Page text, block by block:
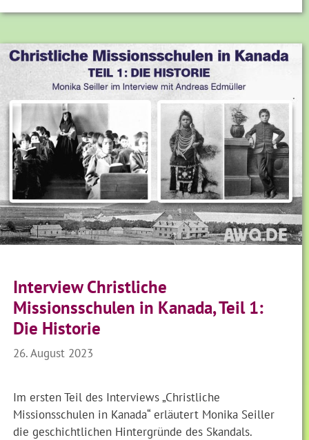
Interview Christliche
Missionsschulen in Kanada, Teil 1:
Die Historie
26. August 2023
Im ersten Teil des Interviews „Christliche
Missionsschulen in Kanada“ erläutert Monika Seiller
die geschichtlichen Hintergründe des Skandals.